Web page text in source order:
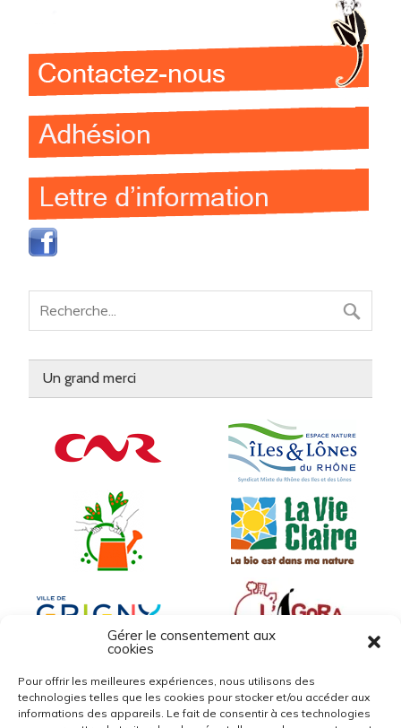
Gérer le consentement aux
cookies
Pour offrir les meilleures expériences, nous utilisons des
technologies telles que les cookies pour stocker et/ou accéder aux
informations des appareils. Le fait de consentir à ces technologies
Un grand merci